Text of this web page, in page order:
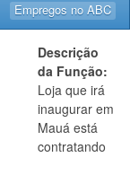
Empregos no ABC
Descrição
da Função:
Loja que irá
inaugurar em
Mauá está
contratando